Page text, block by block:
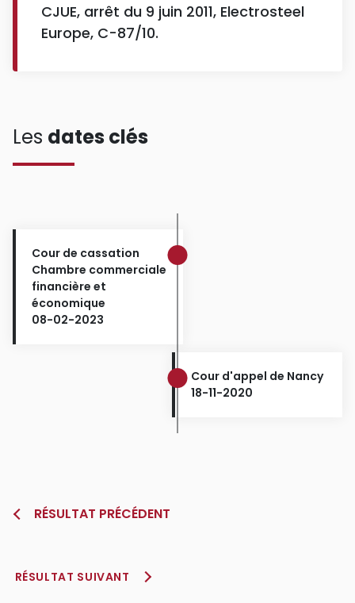
CJUE, arrêt du 9 juin 2011, Electrosteel
Europe, C-87/10.
Les dates clés
Cour de cassation
Chambre commerciale
financière et
économique
08-02-2023
Cour d'appel de Nancy
18-11-2020
RÉSULTAT PRÉCÉDENT
RÉSULTAT SUIVANT